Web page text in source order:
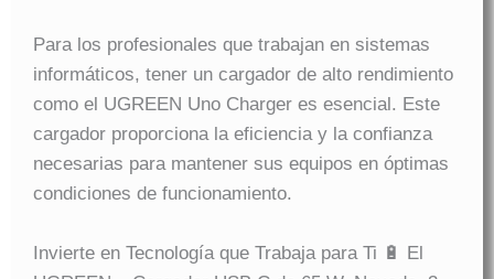
Para los profesionales que trabajan en sistemas
informáticos, tener un cargador de alto rendimiento
como el UGREEN Uno Charger es esencial. Este
cargador proporciona la eficiencia y la confianza
necesarias para mantener sus equipos en óptimas
condiciones de funcionamiento.
Invierte en Tecnología que Trabaja para Ti 🔋 El